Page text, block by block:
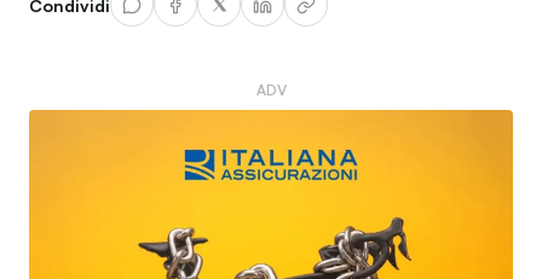
Condividi
ADV